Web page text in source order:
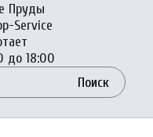
Пруды
Service
до 18:00
Поиск